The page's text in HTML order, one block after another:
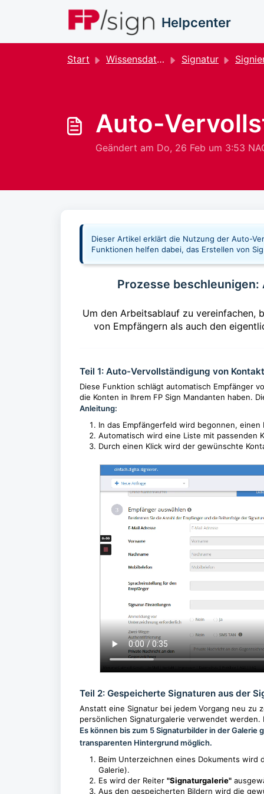
Helpcenter
Start Wissensdatenbank Signatur
Auto-
Geändert am Do, 26 Feb um 3:53
Dieser Artikel erklärt die Nutzung der Auto-
Funktionen helfen dabei, das Erstellen von
Prozesse
Um den Arbeitsablauf zu vereinfachen,
von Empfängern als auch den
Teil 1: Auto-Vervollständigung von
Diese Funktion schlägt automatisch Empfänger
die Konten in Ihrem FP Sign Mandanten haben.
Anleitung:
In das Empfängerfeld wird begonnen,
Automatisch wird eine Liste mit passenden
Durch einen Klick wird der gewünschte
Teil 2: Gespeicherte Signaturen aus der
Anstatt eine Signatur bei jedem Vorgang neu zu
persönlichen Signaturgalerie verwendet
Es können bis zum 5 Signaturbilder in der
transparenten Hintergrund möglich.
Beim Unterzeichnen eines Dokuments
Galerie).
Es wird der Reiter "Signaturgalerie"
Aus den gespeicherten Bildern wird die